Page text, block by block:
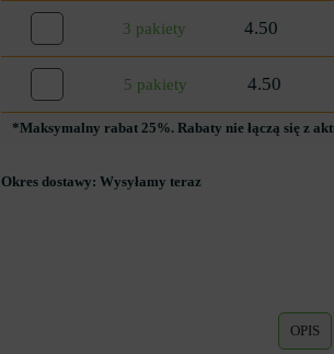
3 pakiety 4.50
5 pakiety 4.50
*Maksymalny rabat 25%. Rabaty nie łączą się z
Okres dostawy: Wysyłamy teraz
OPIS